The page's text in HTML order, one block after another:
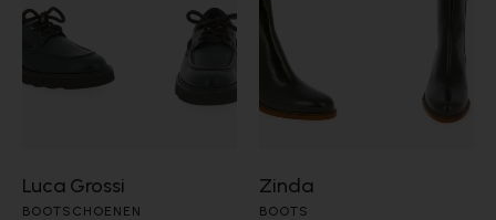
Luca Grossi
BOOTSCHOENEN
Zinda
BOOTS